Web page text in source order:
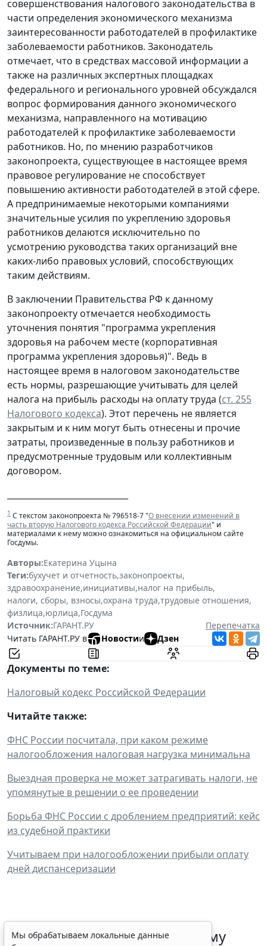
совершенствования налогового законодательства в
части определения экономического механизма
заинтересованности работодателей в профилактике
заболеваемости работников. Законодатель
отмечает, что в средствах массовой информации а
также на различных экспертных площадках
федерального и регионального уровней обсуждался
вопрос формирования данного экономического
механизма, направленного на мотивацию
работодателей к профилактике заболеваемости
работников. Но, по мнению разработчиков
законопроекта, существующее в настоящее время
правовое регулирование не способствует
повышению активности работодателей в этой сфере.
А предпринимаемые некоторыми компаниями
значительные усилия по укреплению здоровья
работников делаются исключительно по
усмотрению руководства таких организаций вне
каких-либо правовых условий, способствующих
таким действиям.
В заключении Правительства РФ к данному
законопроекту отмечается необходимость
уточнения понятия "программа укрепления
здоровья на рабочем месте (корпоративная
программа укрепления здоровья)". Ведь в
настоящее время в налоговом законодательстве
есть нормы, разрешающие учитывать для целей
налога на прибыль расходы на оплату труда (ст. 255
Налогового кодекса). Этот перечень не является
закрытым и к ним могут быть отнесены и прочие
затраты, произведенные в пользу работников и
предусмотренные трудовым или коллективным
договором.
1 С текстом законопроекта № 796518-7 "О внесении изменений в
часть вторую Налогового кодекса Российской Федерации" и
материалами к нему можно ознакомиться на официальном сайте
Госдумы.
Авторы:Екатерина Уцына
Теги:бухучет и отчетность,законопроекты,
здравоохранение,инициативы,налог на прибыль,
налоги, сборы, взносы,охрана труда,трудовые отношения,
физлица,юрлица,Госдума
Источник:ГАРАНТ.РУ
Перепечатка
Читать ГАРАНТ.РУ в
Новостии Дзен
Документы по теме:
Налоговый кодекс Российской Федерации
Читайте также:
ФНС России посчитала, при каком режиме
налогообложения налоговая нагрузка минимальна
Выездная проверка не может затрагивать налоги, не
упомянутые в решении о ее проведении
Борьба ФНС России с дроблением предприятий: кейс
из судебной практики
Учитываем при налогообложении прибыли оплату
дней диспансеризации
ФНС России рассказала малому
Мы обрабатываем локальные данные